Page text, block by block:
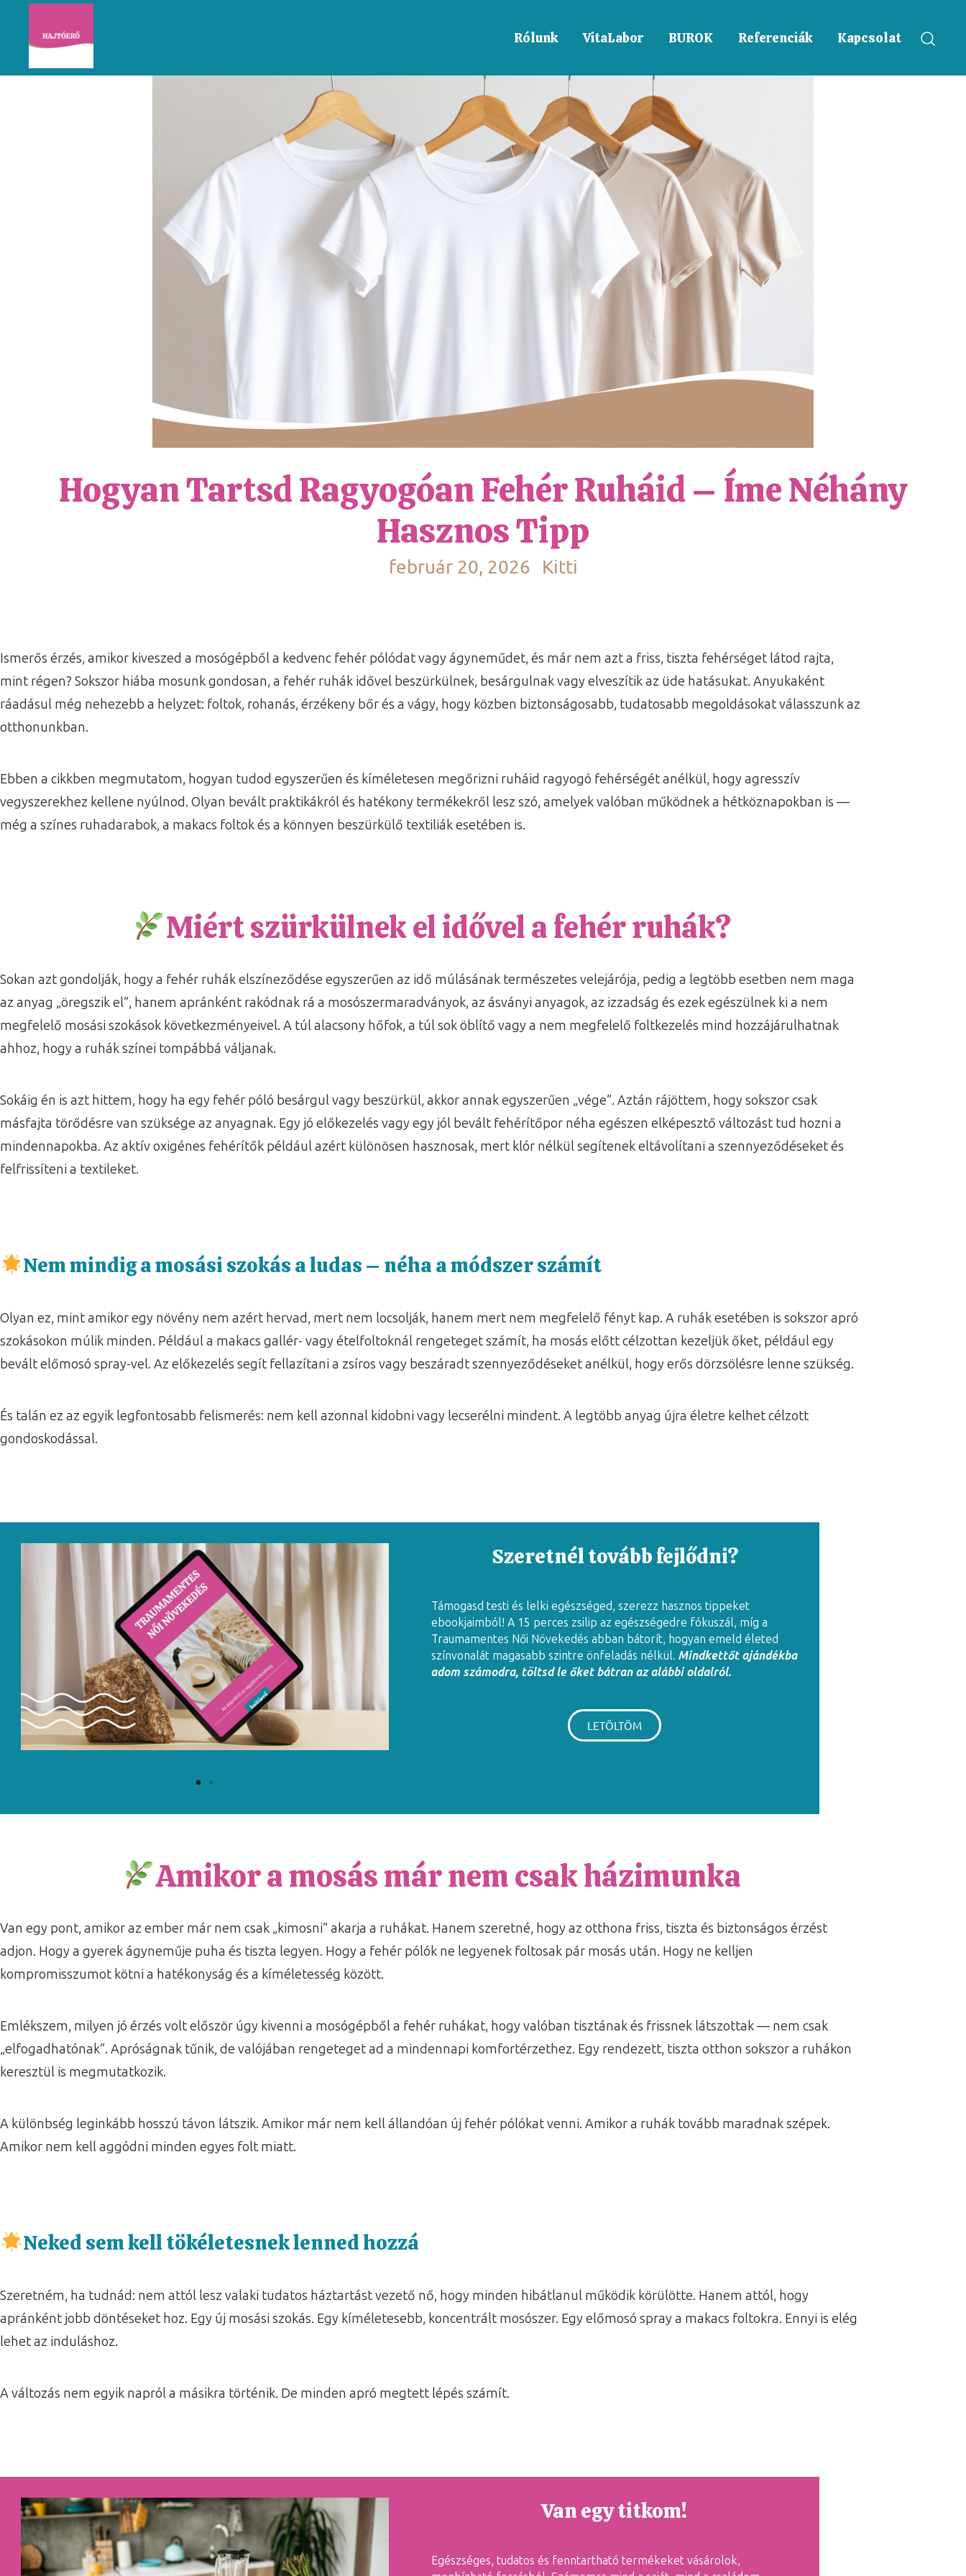
Rólunk VitaLabor BUROK Referenciák Kapcsolat
Hogyan Tartsd Ragyogóan Fehér Ruháid – Íme Néhány
Hasznos Tipp
február 20, 2026 Kitti
Ismerős érzés, amikor kiveszed a mosógépből a kedvenc fehér pólódat vagy ágyneműdet, és már nem azt a friss, tiszta fehérséget látod rajta,
mint régen? Sokszor hiába mosunk gondosan, a fehér ruhák idővel beszürkülnek, besárgulnak vagy elveszítik az üde hatásukat. Anyukaként
ráadásul még nehezebb a helyzet: foltok, rohanás, érzékeny bőr és a vágy, hogy közben biztonságosabb, tudatosabb megoldásokat válasszunk az
otthonunkban.
Ebben a cikkben megmutatom, hogyan tudod egyszerűen és kíméletesen megőrizni ruháid ragyogó fehérségét anélkül, hogy agresszív
vegyszerekhez kellene nyúlnod. Olyan bevált praktikákról és hatékony termékekről lesz szó, amelyek valóban működnek a hétköznapokban is —
még a színes ruhadarabok, a makacs foltok és a könnyen beszürkülő textiliák esetében is.
Miért szürkülnek el idővel a fehér ruhák?
Sokan azt gondolják, hogy a fehér ruhák elszíneződése egyszerűen az idő múlásának természetes velejárója, pedig a legtöbb esetben nem maga
az anyag „öregszik el”, hanem apránként rakódnak rá a mosószermaradványok, az ásványi anyagok, az izzadság és ezek egészülnek ki a nem
megfelelő mosási szokások következményeivel. A túl alacsony hőfok, a túl sok öblítő vagy a nem megfelelő foltkezelés mind hozzájárulhatnak
ahhoz, hogy a ruhák színei tompábbá váljanak.
Sokáig én is azt hittem, hogy ha egy fehér póló besárgul vagy beszürkül, akkor annak egyszerűen „vége”. Aztán rájöttem, hogy sokszor csak
másfajta törődésre van szüksége az anyagnak. Egy jó előkezelés vagy egy jól bevált fehérítőpor néha egészen elképesztő változást tud hozni a
mindennapokba. Az aktív oxigénes fehérítők például azért különösen hasznosak, mert klór nélkül segítenek eltávolítani a szennyeződéseket és
felfrissíteni a textileket.
Nem mindig a mosási szokás a ludas – néha a módszer számít
Olyan ez, mint amikor egy növény nem azért hervad, mert nem locsolják, hanem mert nem megfelelő fényt kap. A ruhák esetében is sokszor apró
szokásokon múlik minden. Például a makacs gallér- vagy ételfoltoknál rengeteget számít, ha mosás előtt célzottan kezeljük őket, például egy
bevált előmosó spray-vel. Az előkezelés segít fellazítani a zsíros vagy beszáradt szennyeződéseket anélkül, hogy erős dörzsölésre lenne szükség.
És talán ez az egyik legfontosabb felismerés: nem kell azonnal kidobni vagy lecserélni mindent. A legtöbb anyag újra életre kelhet célzott
gondoskodással.
Szeretnél tovább fejlődni?
Támogasd testi és lelki egészséged, szerezz hasznos tippeket
ebookjaimból! A 15 perces zsilip az egészségedre fókuszál, míg a
Traumamentes Női Növekedés abban bátorít, hogyan emeld életed
színvonalát magasabb szintre önfeladás nélkül. Mindkettőt ajándékba
adom számodra, töltsd le őket bátran az alábbi oldalról.
LETÖLTÖM
Amikor a mosás már nem csak házimunka
Van egy pont, amikor az ember már nem csak „kimosni” akarja a ruhákat. Hanem szeretné, hogy az otthona friss, tiszta és biztonságos érzést
adjon. Hogy a gyerek ágyneműje puha és tiszta legyen. Hogy a fehér pólók ne legyenek foltosak pár mosás után. Hogy ne kelljen
kompromisszumot kötni a hatékonyság és a kíméletesség között.
Emlékszem, milyen jó érzés volt először úgy kivenni a mosógépből a fehér ruhákat, hogy valóban tisztának és frissnek látszottak — nem csak
„elfogadhatónak”. Apróságnak tűnik, de valójában rengeteget ad a mindennapi komfortérzethez. Egy rendezett, tiszta otthon sokszor a ruhákon
keresztül is megmutatkozik.
A különbség leginkább hosszú távon látszik. Amikor már nem kell állandóan új fehér pólókat venni. Amikor a ruhák tovább maradnak szépek.
Amikor nem kell aggódni minden egyes folt miatt.
Neked sem kell tökéletesnek lenned hozzá
Szeretném, ha tudnád: nem attól lesz valaki tudatos háztartást vezető nő, hogy minden hibátlanul működik körülötte. Hanem attól, hogy
apránként jobb döntéseket hoz. Egy új mosási szokás. Egy kíméletesebb, koncentrált mosószer. Egy előmosó spray a makacs foltokra. Ennyi is elég
lehet az induláshoz.
A változás nem egyik napról a másikra történik. De minden apró megtett lépés számít.
Van egy titkom!
Egészséges, tudatos és fenntartható termékeket vásárolok,